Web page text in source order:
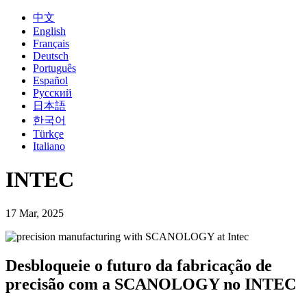
中文
English
Français
Deutsch
Português
Español
Русский
日本語
한국어
Türkçe
Italiano
INTEC
17 Mar, 2025
Desbloqueie o futuro da fabricação de
precisão com a SCANOLOGY no INTEC